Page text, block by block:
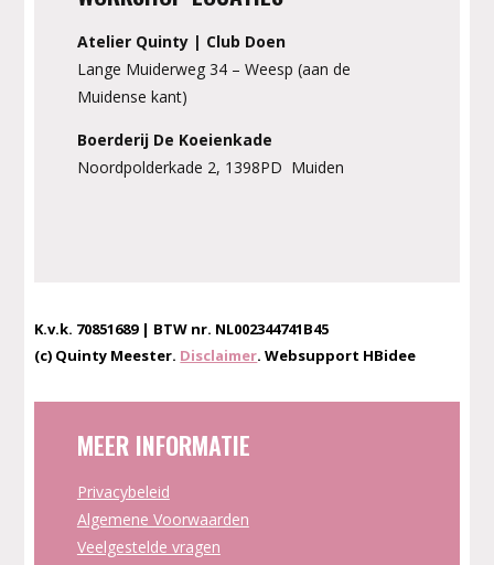
Atelier Quinty | Club Doen
Lange Muiderweg 34 – Weesp (aan de
Muidense kant)
Boerderij De Koeienkade
Noordpolderkade 2, 1398PD Muiden
K.v.k. 70851689 | BTW nr. NL002344741B45
(c) Quinty Meester. Disclaimer. Websupport HBidee
MEER INFORMATIE
Privacybeleid
Algemene Voorwaarden
Veelgestelde vragen